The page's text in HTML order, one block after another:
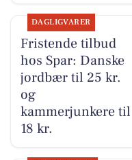
DAGLIGVARER
Fristende tilbud
hos Spar: Danske
jordbær til 25 kr.
og
kammerjunkere til
18 kr.